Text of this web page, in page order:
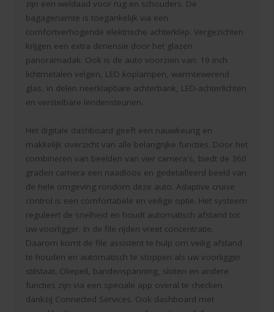
zijn een weldaad voor rug en schouders. De
bagageruimte is toegankelijk via een
comfortverhogende elektrische achterklep. Vergezichten
krijgen een extra dimensie door het glazen
panoramadak. Ook is de auto voorzien van: 19 inch
lichtmetalen velgen, LED koplampen, warmtewerend
glas, in delen neerklapbare achterbank, LED-achterlichten
en verstelbare lendensteunen.
Het digitale dashboard geeft een nauwkeurig en
makkelijk overzicht van alle belangrijke functies. Door het
combineren van beelden van vier camera's, biedt de 360
graden camera een naadloos en gedetailleerd beeld van
de hele omgeving rondom deze auto. Adaptive cruise
control is een comfortabele en veilige optie. Het systeem
reguleert de snelheid en houdt automatisch afstand tot
uw voorligger. In de file rijden vreet concentratie.
Daarom komt de file assistent te hulp om veilig afstand
te houden en automatisch te stoppen als uw voorligger
stilstaat. Oliepeil, bandenspanning, sloten en andere
functies zijn via een speciale app overal te checken
dankzij Connected Services. Ook dashboard met